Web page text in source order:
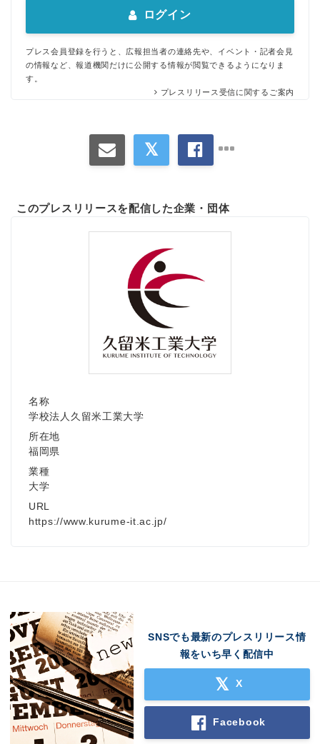
ログイン
プレス会員登録を行うと、広報担当者の連絡先や、イベント・記者会見
の情報など、報道機関だけに公開する情報が閲覧できるようになりま
す。
プレスリリース受信に関するご案内
このプレスリリースを配信した企業・団体
名称
学校法人久留米工業大学
所在地
福岡県
業種
大学
URL
https://www.kurume-it.ac.jp/
SNSでも最新のプレスリリース情
報をいち早く配信中
X
Facebook